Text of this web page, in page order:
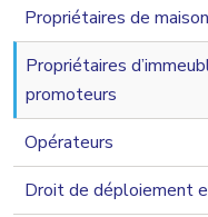
Propriétaires de
Propriétaires
promoteurs
Opérateurs
Droit de déploiement